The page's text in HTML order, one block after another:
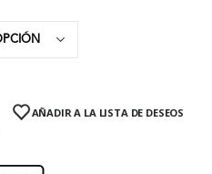
AÑADIR A LA LISTA DE DESEOS